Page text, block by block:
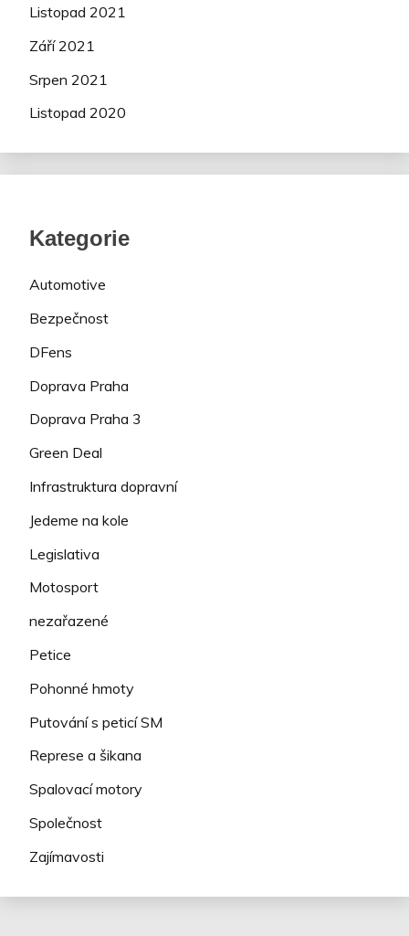
Listopad 2021
Září 2021
Srpen 2021
Listopad 2020
Kategorie
Automotive
Bezpečnost
DFens
Doprava Praha
Doprava Praha 3
Green Deal
Infrastruktura dopravní
Jedeme na kole
Legislativa
Motosport
nezařazené
Petice
Pohonné hmoty
Putování s peticí SM
Represe a šikana
Spalovací motory
Společnost
Zajímavosti